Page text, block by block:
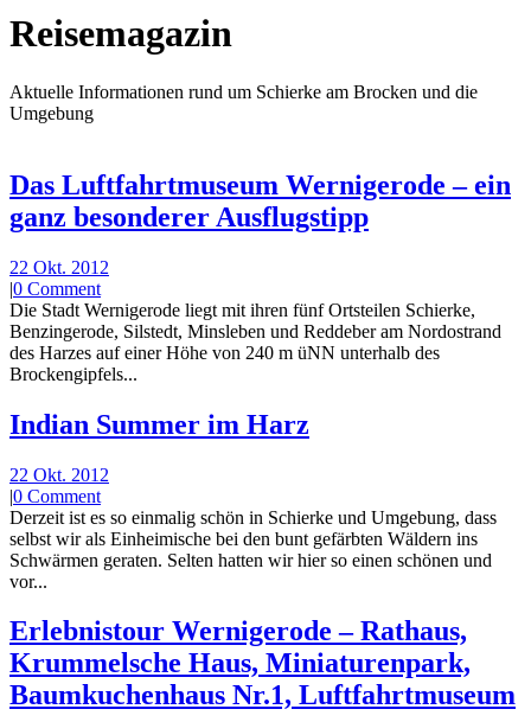
Reisemagazin
Aktuelle Informationen rund um Schierke am Brocken und die
Umgebung
Das Luftfahrtmuseum Wernigerode – ein
ganz besonderer Ausflugstipp
22 Okt. 2012
|0 Comment
Die Stadt Wernigerode liegt mit ihren fünf Ortsteilen Schierke,
Benzingerode, Silstedt, Minsleben und Reddeber am Nordostrand
des Harzes auf einer Höhe von 240 m üNN unterhalb des
Brockengipfels...
Indian Summer im Harz
22 Okt. 2012
|0 Comment
Derzeit ist es so einmalig schön in Schierke und Umgebung, dass
selbst wir als Einheimische bei den bunt gefärbten Wäldern ins
Schwärmen geraten. Selten hatten wir hier so einen schönen und
vor...
Erlebnistour Wernigerode – Rathaus,
Krummelsche Haus, Miniaturenpark,
Baumkuchenhaus Nr.1, Luftfahrtmuseum